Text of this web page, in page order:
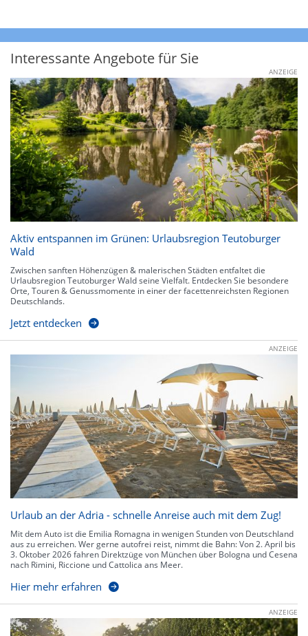
Interessante Angebote für Sie
ANZEIGE
Aktiv entspannen im Grünen: Urlaubsregion Teutoburger
Wald
Zwischen sanften Höhenzügen & malerischen Städten entfaltet die
Urlaubsregion Teutoburger Wald seine Vielfalt. Entdecken Sie besondere
Orte, Touren & Genussmomente in einer der facettenreichsten Regionen
Deutschlands.
Jetzt entdecken
ANZEIGE
Urlaub an der Adria - schnelle Anreise auch mit dem Zug!
Mit dem Auto ist die Emilia Romagna in wenigen Stunden von Deutschland
aus zu erreichen. Wer gerne autofrei reist, nimmt die Bahn: Von 2. April bis
3. Oktober 2026 fahren Direktzüge von München über Bologna und Cesena
nach Rimini, Riccione und Cattolica ans Meer.
Hier mehr erfahren
ANZEIGE